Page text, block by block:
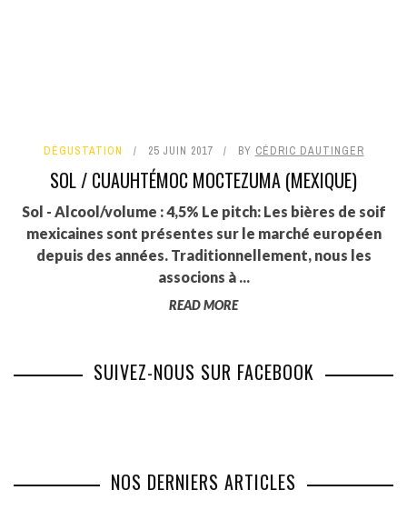
DÉGUSTATION 25 JUIN 2017 BY CÉDRIC DAUTINGER
SOL / CUAUHTÉMOC MOCTEZUMA (MEXIQUE)
Sol - Alcool/volume : 4,5% Le pitch: Les bières de soif
mexicaines sont présentes sur le marché européen
depuis des années. Traditionnellement, nous les
associons à ...
READ MORE
SUIVEZ-NOUS SUR FACEBOOK
NOS DERNIERS ARTICLES